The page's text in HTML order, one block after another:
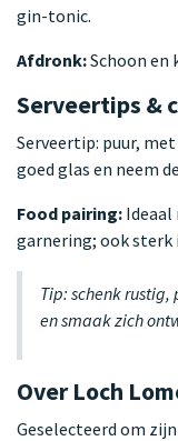
gin-tonic.
Afdronk:Schoon en
Serveertips &
Serveertip: puur,
goed glas en neem
Food pairing: Ideaal
garnering; ook sterk
Tip: schenk
en smaak zich
Over Loch
Geselecteerd om